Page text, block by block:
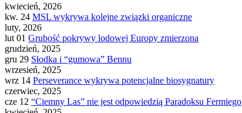
kwiecień, 2026
kw. 24 MSL wykrywa kolejne związki organiczne
luty, 2026
lut 01 Grubość pokrywy lodowej Europy zmierzona
grudzień, 2025
gru 29 Słodka i “gumowa” Bennu
wrzesień, 2025
wrz 14 Perseverance wykrywa potencjalne biosygnatury
czerwiec, 2025
cze 12 “Ciemny Las” nie jest odpowiedzią Paradoksu Fermiego